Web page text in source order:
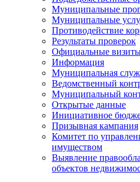
Муниципальные
Муниципальные
Противодействие
Результаты проверок
Официальные
Информация
Муниципальная
Ведомственный
Муниципальный
Открытые данные
Инициативное
Призывная кампания
Комитет по
имуществом
Выявление
объектов